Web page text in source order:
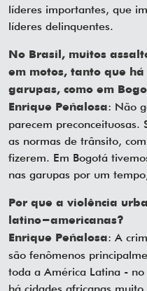
líderes importantes, que
líderes delinquentes.
No Brasil, muitos
em motos, tanto que
garupas, como em
Enrique Peñalosa: Não
parecem
as normas de trânsito,
fizerem. Em Bogotá
nas garupas por um
Por que a violência
latino-americanas?
Enrique Peñalosa: A
são fenômenos
toda a América Latina -